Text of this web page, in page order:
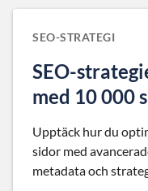
SEO-STRATEGI
SEO-
med 10 000
Upptäck hur du
sidor med
metadata och